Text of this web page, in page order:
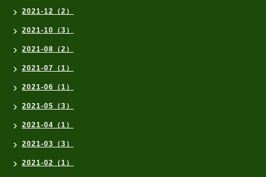
2021-12（2）
2021-10（3）
2021-08（2）
2021-07（1）
2021-06（1）
2021-05（3）
2021-04（1）
2021-03（3）
2021-02（1）